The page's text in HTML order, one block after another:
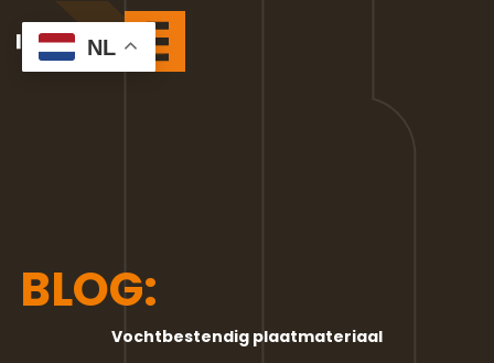
BLOG:
Vochtbestendig plaatmateriaal
NL